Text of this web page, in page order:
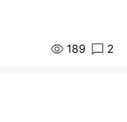
189 2